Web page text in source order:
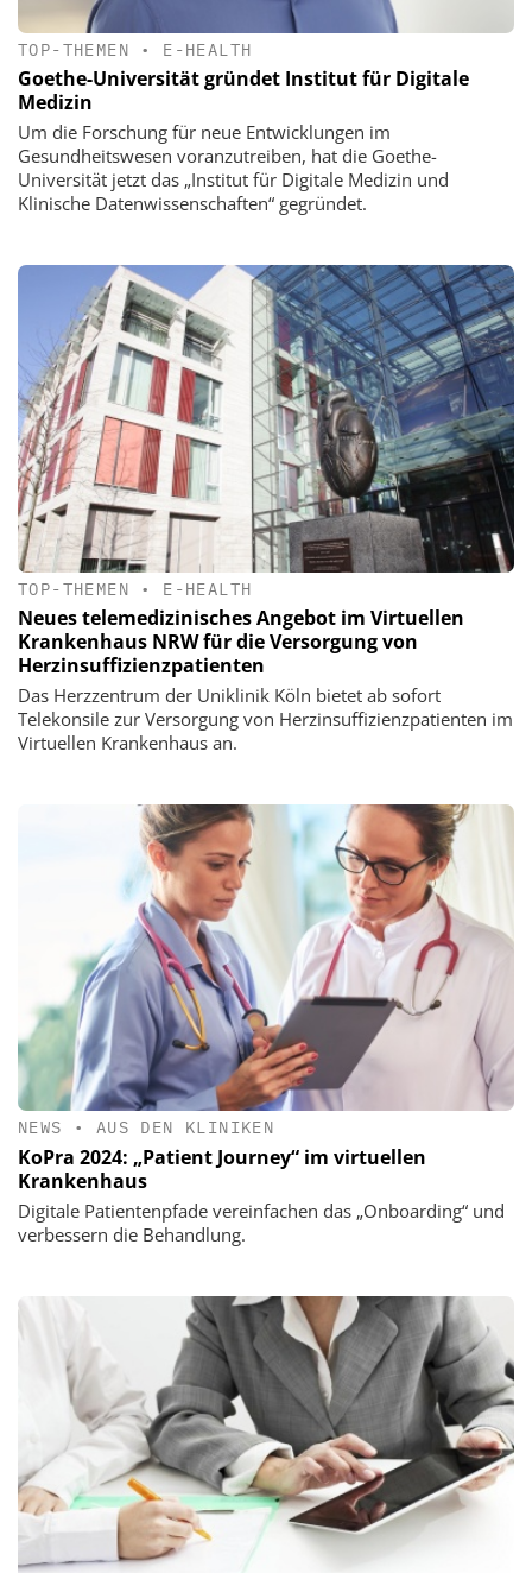
TOP-THEMEN • E-HEALTH
Goethe-Universität gründet Institut für Digitale
Medizin
Um die Forschung für neue Entwicklungen im
Gesundheitswesen voranzutreiben, hat die Goethe-
Universität jetzt das „Institut für Digitale Medizin und
Klinische Datenwissenschaften“ gegründet.
TOP-THEMEN • E-HEALTH
Neues telemedizinisches Angebot im Virtuellen
Krankenhaus NRW für die Versorgung von
Herzinsuffizienzpatienten
Das Herzzentrum der Uniklinik Köln bietet ab sofort
Telekonsile zur Versorgung von Herzinsuffizienzpatienten im
Virtuellen Krankenhaus an.
NEWS • AUS DEN KLINIKEN
KoPra 2024: „Patient Journey“ im virtuellen
Krankenhaus
Digitale Patientenpfade vereinfachen das „Onboarding“ und
verbessern die Behandlung.